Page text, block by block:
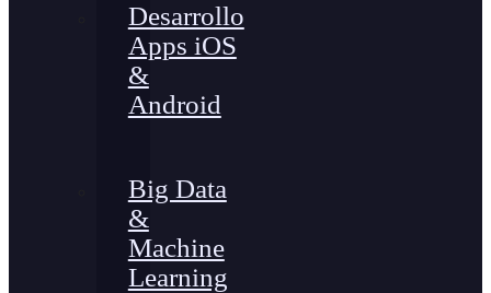
Desarrollo
Apps iOS
&
Android
Big Data
&
Machine
Learning